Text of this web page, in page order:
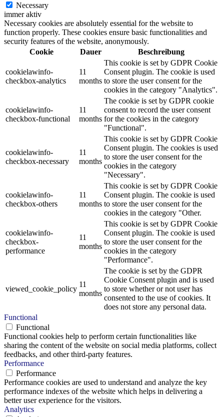
Necessary
immer aktiv
Necessary cookies are absolutely essential for the website to
function properly. These cookies ensure basic functionalities and
security features of the website, anonymously.
Cookie
Dauer Beschreibung
cookielawinfo-
checkbox-analytics
11
months
This cookie is set by GDPR Cookie
Consent plugin. The cookie is used
to store the user consent for the
cookies in the category "Analytics".
cookielawinfo-
checkbox-functional
11
months
The cookie is set by GDPR cookie
consent to record the user consent
for the cookies in the category
"Functional".
cookielawinfo-
checkbox-necessary
11
months
This cookie is set by GDPR Cookie
Consent plugin. The cookies is used
to store the user consent for the
cookies in the category
"Necessary".
cookielawinfo-
checkbox-others
11
months
This cookie is set by GDPR Cookie
Consent plugin. The cookie is used
to store the user consent for the
cookies in the category "Other.
cookielawinfo-
checkbox-
performance
11
months
This cookie is set by GDPR Cookie
Consent plugin. The cookie is used
to store the user consent for the
cookies in the category
"Performance".
viewed_cookie_policy
11
months
The cookie is set by the GDPR
Cookie Consent plugin and is used
to store whether or not user has
consented to the use of cookies. It
does not store any personal data.
Functional
Functional
Functional cookies help to perform certain functionalities like
sharing the content of the website on social media platforms, collect
feedbacks, and other third-party features.
Performance
Performance
Performance cookies are used to understand and analyze the key
performance indexes of the website which helps in delivering a
better user experience for the visitors.
Analytics